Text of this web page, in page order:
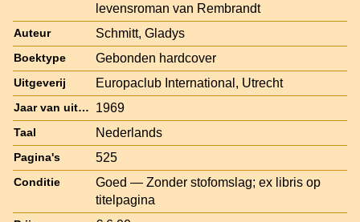
levensroman van Rembrandt
Auteur Schmitt, Gladys
Boektype Gebonden hardcover
Uitgeverij Europaclub International, Utrecht
Jaar van uitgave 1969
Taal Nederlands
Pagina's 525
Conditie
Goed — Zonder stofomslag; ex libris op
titelpagina